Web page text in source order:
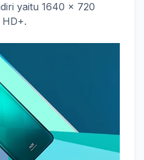
yaitu 1640 x 720